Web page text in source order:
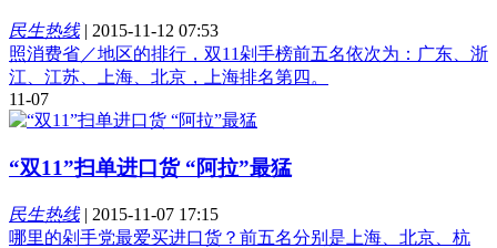
民生热线| 2015-11-12 07:53
照消费省／地区的排行，双11剁手榜前五名依次为：广东、浙
江、江苏、上海、北京，上海排名第四。
11-07
“双11”扫单进口货 “阿拉”最猛
民生热线| 2015-11-07 17:15
哪里的剁手党最爱买进口货？前五名分别是上海、北京、杭